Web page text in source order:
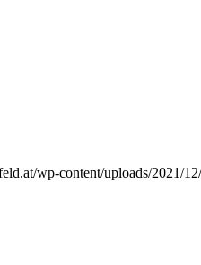
wp-content/uploads/2021/